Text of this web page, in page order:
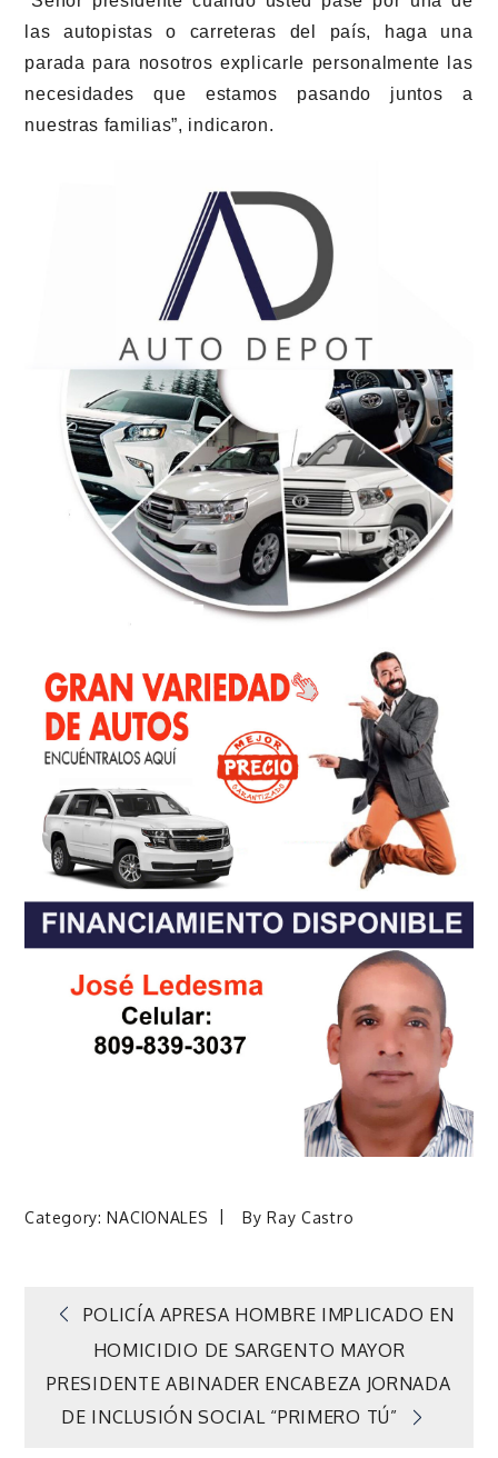
las autopistas o carreteras del país, haga una
parada para nosotros explicarle personalmente las
necesidades que estamos pasando juntos a
nuestras familias”, indicaron.
Category:NACIONALES ByRay Castro
Navegación
de
POLICÍA APRESA HOMBRE IMPLICADO EN
HOMICIDIO DE SARGENTO MAYOR
PRESIDENTE ABINADER ENCABEZA JORNADA
DE INCLUSIÓN SOCIAL “PRIMERO TÚ”